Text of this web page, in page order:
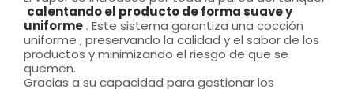
calentando el producto de forma suave y
uniforme . Este sistema garantiza una cocción
uniforme , preservando la calidad y el sabor de los
productos y minimizando el riesgo de que se
quemen.
Gracias a su capacidad para gestionar los